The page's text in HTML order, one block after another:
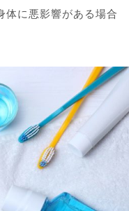
体に悪影響がある場合